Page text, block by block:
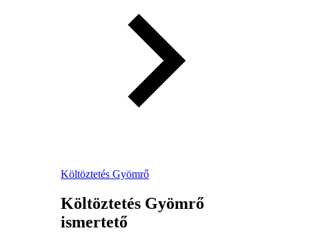
Költöztetés Gyömrő
Költöztetés Gyömrő
ismertető